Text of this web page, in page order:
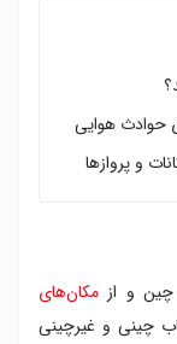
حوادث هوایی
و پروازها
چین و از مکان‌های
چینی و غیرچینی